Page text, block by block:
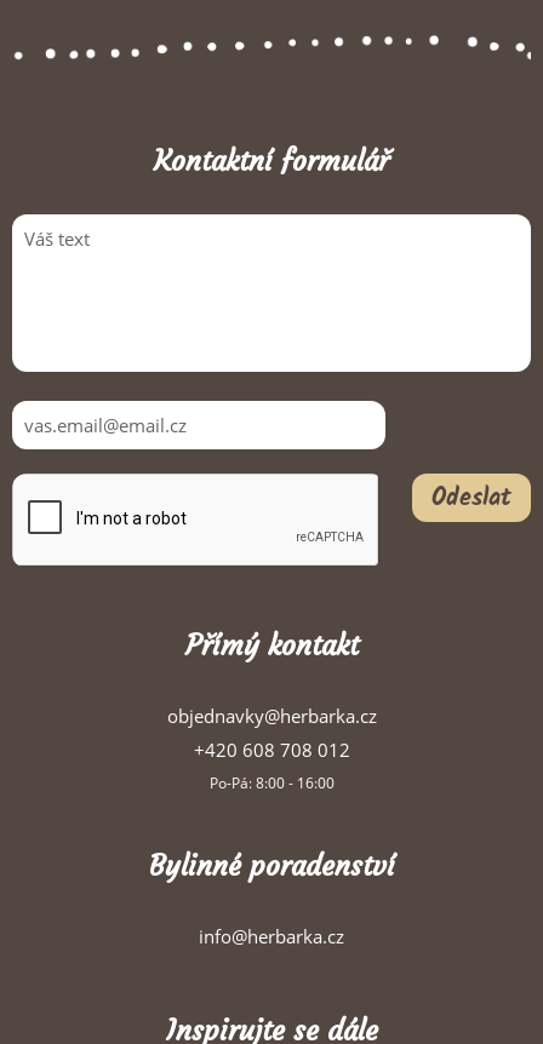
Kontaktní formulář
Odeslat
Přímý kontakt
objednavky@herbarka.cz
+420 608 708 012
Po-Pá: 8:00 - 16:00
Bylinné poradenství
info@herbarka.cz
Inspirujte se dále